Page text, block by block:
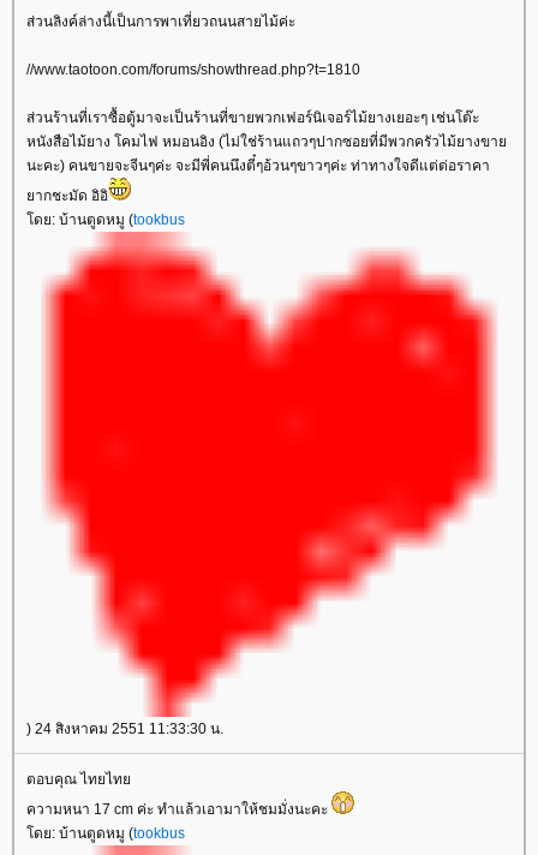
ส่วนลิงค์ล่างนี้เป็นการพาเที่ยวถนนสายไม้ค่ะ
//www.taotoon.com/forums/showthread.php?t=1810
ส่วนร้านที่เราซื้อตู้มาจะเป็นร้านที่ขายพวกเฟอร์นิเจอร์ไม้ยางเยอะๆ เช่นโต๊ะ
หนังสือไม้ยาง โคมไฟ หมอนอิง (ไม่ใช่ร้านแถวๆปากซอยที่มีพวกครัวไม้ยางขา
นะคะ) คนขายจะจีนๆค่ะ จะมีพี่คนนึงตี๋ๆอ้วนๆขาวๆค่ะ ท่าทางใจดีแต่ต่อราคา
ากชะมัด อิอิ
ดย: บ้านตูดหมู (tookbus
) 24 สิงหาคม 2551 11:33:30 น.
ตอบคุณ ไทยไท
ความหนา 17 cm ค่ะ ทำแล้วเอามาให้ชมมั่งนะคะ
ดย: บ้านตูดหมู (tookbus